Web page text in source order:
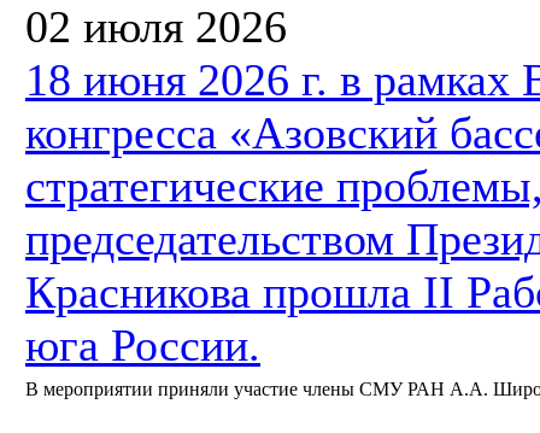
02 июля 2026
18 июня 2026 г. в рамках
конгресса «Азовский
стратегические
председательством
Красникова прошла II
юга России.
В мероприятии приняли участие члены СМУ РАН А.А.